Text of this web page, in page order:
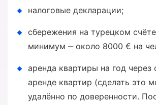
налоговые декларации;
сбережения на турецком
минимум ‒ около 8000 € на
аренда квартиры на год через
аренде квартир (сделать это
удалённо по доверенности.